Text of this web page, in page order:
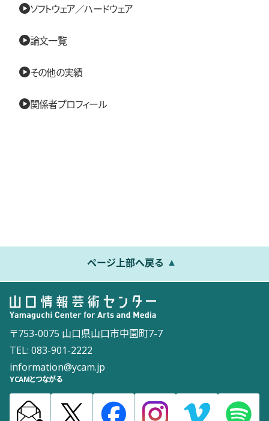
ソフトウェア／ハードウェア
論文一覧
その他の実績
関係者プロフィール
ページ上部へ戻る
〒753-0075 山口県山口市中園町7-7
TEL: 083-901-2222
information@ycam.jp
YCAMとつながる